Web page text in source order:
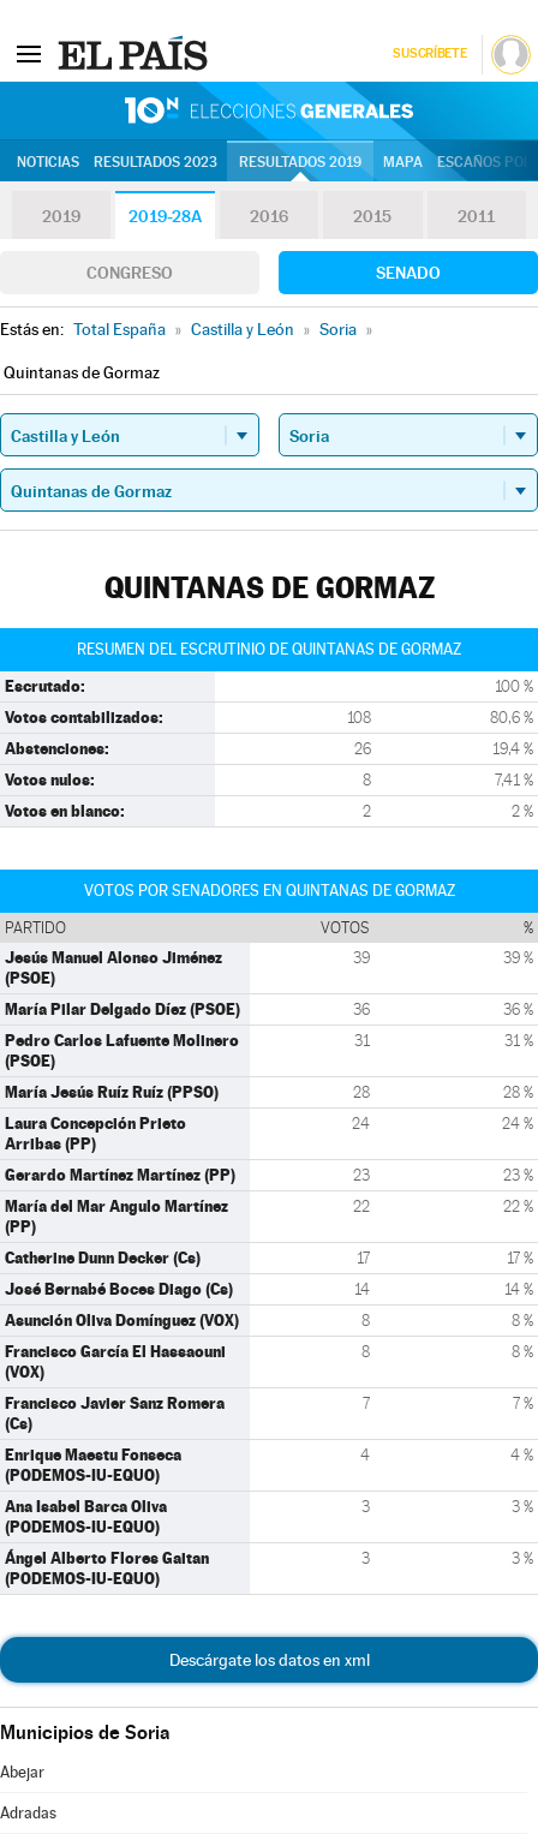
SUSCRÍBETE
NOTICIAS RESULTADOS 2023 RESULTADOS 2019 MAPA ESCAÑOS
2019 2019-28A 2016 2015 2011
CONGRESO SENADO
Estás en: Total España » Castilla y León » Soria »
Quintanas de Gormaz
QUINTANAS DE GORMAZ
RESUMEN DEL ESCRUTINIO DE QUINTANAS DE GORMAZ
Escrutado: 100 %
Votos contabilizados: 108 80,6 %
Abstenciones: 26 19,4 %
Votos nulos: 8 7,41 %
Votos en blanco: 2 2 %
VOTOS POR SENADORES EN QUINTANAS DE GORMAZ
PARTIDO VOTOS %
Jesús Manuel Alonso Jiménez
(PSOE)
39 39 %
María Pilar Delgado Díez (PSOE) 36 36 %
Pedro Carlos Lafuente Molinero
(PSOE)
31 31 %
María Jesús Ruíz Ruíz (PPSO) 28 28 %
Laura Concepción Prieto
Arribas (PP)
24 24 %
Gerardo Martínez Martínez (PP) 23 23 %
María del Mar Angulo Martínez
(PP)
22 22 %
Catherine Dunn Decker (Cs) 17 17 %
José Bernabé Boces Diago (Cs) 14 14 %
Asunción Oliva Domínguez (VOX) 8 8 %
Francisco García El Hassaouni
(VOX)
8 8 %
Francisco Javier Sanz Romera
(Cs)
7 7 %
Enrique Maestu Fonseca
(PODEMOS-IU-EQUO)
4 4 %
Ana Isabel Barca Oliva
(PODEMOS-IU-EQUO)
3 3 %
Ángel Alberto Flores Gaitan
(PODEMOS-IU-EQUO)
3 3 %
Descárgate los datos en xml
Municipios de Soria
Abejar
Adradas